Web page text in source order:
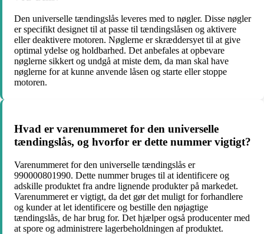
Den universelle tændingslås leveres med to nøgler. Disse nøgler
er specifikt designet til at passe til tændingslåsen og aktivere
eller deaktivere motoren. Nøglerne er skræddersyet til at give
optimal ydelse og holdbarhed. Det anbefales at opbevare
nøglerne sikkert og undgå at miste dem, da man skal have
nøglerne for at kunne anvende låsen og starte eller stoppe
motoren.
Hvad er varenummeret for den universelle
tændingslås, og hvorfor er dette nummer vigtigt?
Varenummeret for den universelle tændingslås er
990000801990. Dette nummer bruges til at identificere og
adskille produktet fra andre lignende produkter på markedet.
Varenummeret er vigtigt, da det gør det muligt for forhandlere
og kunder at let identificere og bestille den nøjagtige
tændingslås, de har brug for. Det hjælper også producenter med
at spore og administrere lagerbeholdningen af produktet.